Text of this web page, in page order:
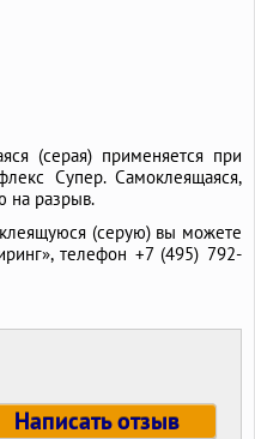
(серая) применяется при
Супер. Самоклеящаяся,
на разрыв.
(серую) вы можете
телефон +7 (495) 792-
Написать отзыв